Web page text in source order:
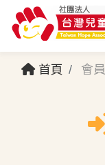
首頁 會